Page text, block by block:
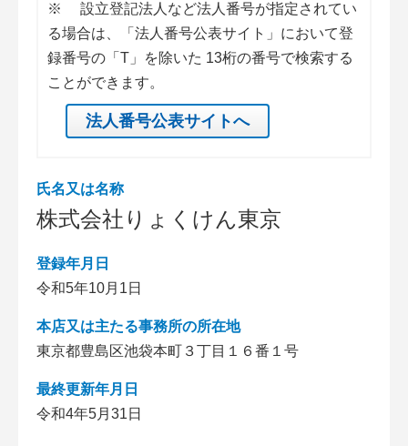
※
設立登記法人など法人番号が指定されてい
る場合は、「法人番号公表サイト」において登
録番号の「T」を除いた 13桁の番号で検索する
ことができます。
法人番号公表サイトへ
氏名又は名称
株式会社りょくけん東京
登録年月日
令和5年10月1日
本店又は主たる事務所の所在地
東京都豊島区池袋本町３丁目１６番１号
最終更新年月日
令和4年5月31日